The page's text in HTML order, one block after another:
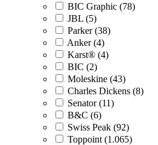
BIC Graphic (78)
JBL (5)
Parker (38)
Anker (4)
Karst® (4)
BIC (2)
Moleskine (43)
Charles Dickens (8)
Senator (11)
B&C (6)
Swiss Peak (92)
Toppoint (1.065)